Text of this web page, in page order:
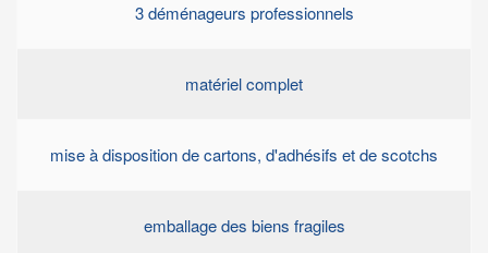
3 déménageurs professionnels
matériel complet
mise à disposition de cartons, d'adhésifs et de scotchs
emballage des biens fragiles